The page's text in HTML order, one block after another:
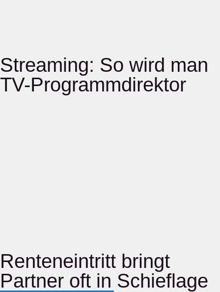
Streaming: So wird man
TV-Programmdirektor
Renteneintritt bringt
Partner oft in Schieflage